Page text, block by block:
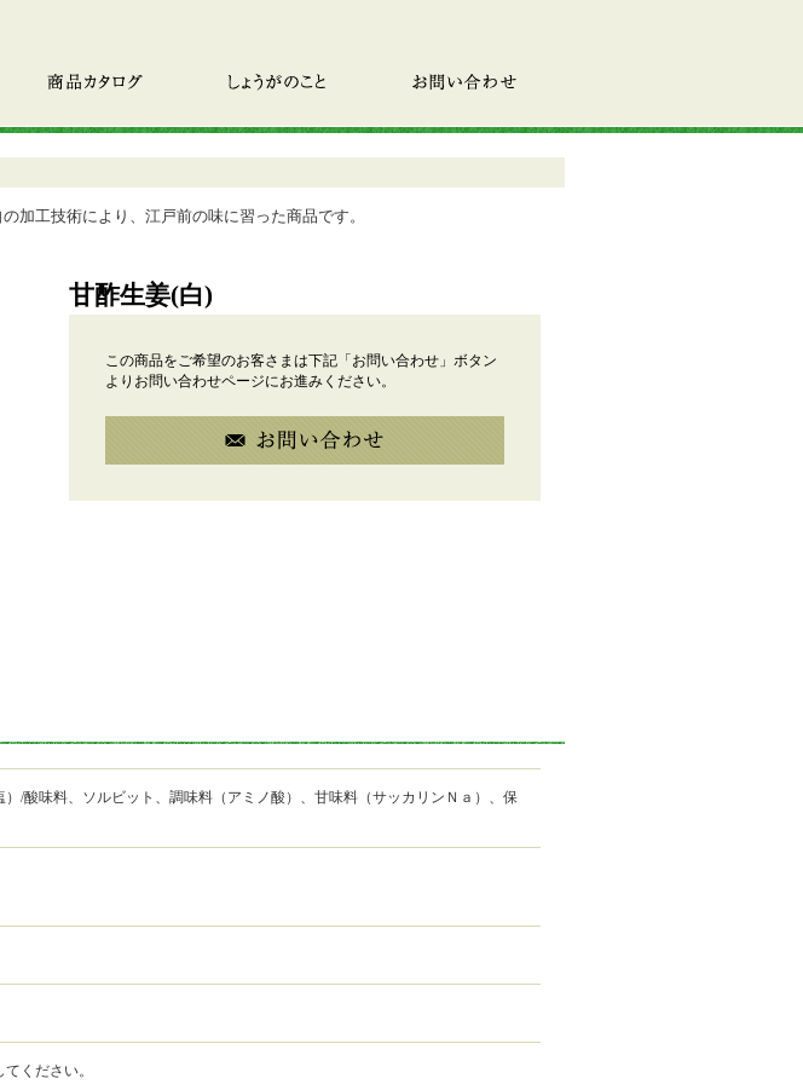
商品カタログ しょうがのこと お問い合わせ
加工技術により、江戸前の味に習った商品です。
甘酢生姜(白)
この商品をご希望のお客さまは下記「お問い合わせ」ボタン
よりお問い合わせページにお進みください。
/酸味料、ソルビット、調味料（アミノ酸）、甘味料（サッカリンＮａ）、保
ください。